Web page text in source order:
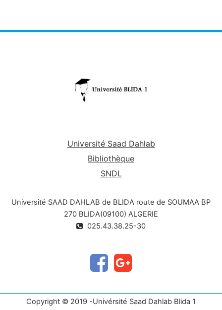
Université Saad Dahlab
Bibliothèque
SNDL
Université SAAD DAHLAB de BLIDA route de SOUMAA BP
270 BLIDA(09100) ALGERIE
025.43.38.25-30
Copyright © 2019 -Univérsité Saad Dahlab Blida 1